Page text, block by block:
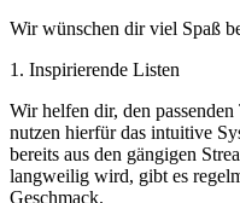
Wir wünschen dir viel Spaß
1. Inspirierende Listen
Wir helfen dir, den
nutzen hierfür das intuitive
bereits aus den gängigen
langweilig wird, gibt es
Geschmack.